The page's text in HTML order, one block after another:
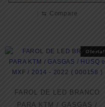
⇆ Compare
Oferta!
FAROL DE LED BRANCO
PARA KTM / GASGAS /